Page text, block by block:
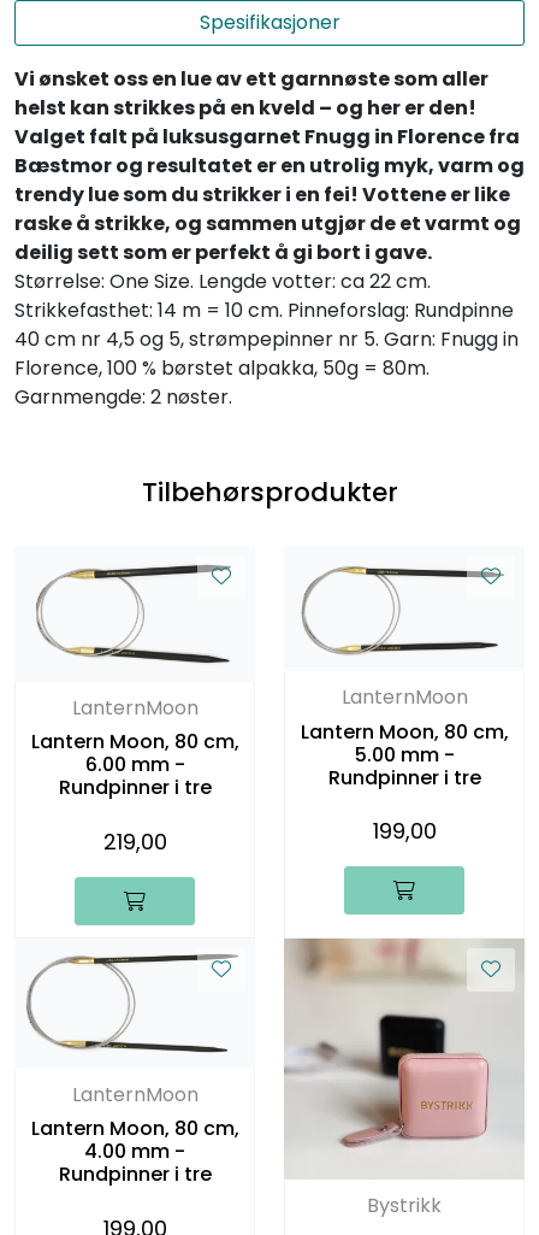
Spesifikasjoner
Vi ønsket oss en lue av ett garnnøste som aller
helst kan strikkes på en kveld – og her er den!
Valget falt på luksusgarnet Fnugg in Florence fra
Bæstmor og resultatet er en utrolig myk, varm og
trendy lue som du strikker i en fei! Vottene er like
raske å strikke, og sammen utgjør de et varmt og
deilig sett som er perfekt å gi bort i gave.
Størrelse: One Size. Lengde votter: ca 22 cm.
Strikkefasthet: 14 m = 10 cm. Pinneforslag: Rundpinne
40 cm nr 4,5 og 5, strømpepinner nr 5. Garn: Fnugg in
Florence, 100 % børstet alpakka, 50g = 80m.
Garnmengde: 2 nøster.
Tilbehørsprodukter
LanternMoon
Lantern Moon, 80 cm,
6.00 mm -
Rundpinner i tre
219,00
LanternMoon
Lantern Moon, 80 cm,
5.00 mm -
Rundpinner i tre
199,00
LanternMoon
Lantern Moon, 80 cm,
4.00 mm -
Rundpinner i tre
199,00
Bystrikk